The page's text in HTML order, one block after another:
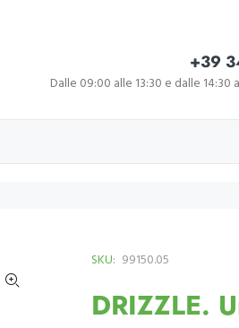
+39
Dalle 09:00 alle 13:30 e dalle 14:30
SKU: 99150.05
DRIZZLE.